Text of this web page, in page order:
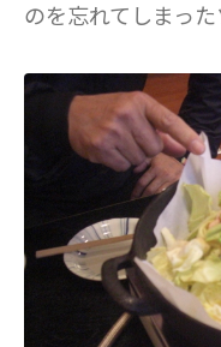
のを忘れてしまった